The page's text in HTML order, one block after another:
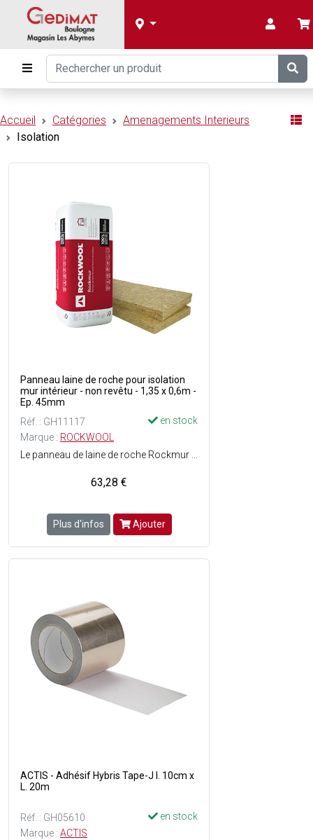
Accueil Catégories
Amenagements Interieurs
Isolation
Panneau laine de roche pour isolation
mur intérieur - non revêtu - 1,35 x 0,6m -
Ep. 45mm
Réf. : GH11117
en stock
Marque : ROCKWOOL
63,28 €
Plus d'infos Ajouter
ACTIS - Adhésif Hybris Tape-J l. 10cm x
L. 20m
Réf. : GH05610
en stock
Marque : ACTIS